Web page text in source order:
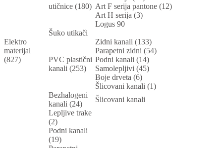
Elektro
materijal
(827)
utičnice (180) Art F serija pantone (12)
Art H serija (3)
Logus 90
Šuko utikači
PVC plastični
kanali (253)
Zidni kanali (133)
Parapetni zidni (54)
Podni kanali (14)
Samolepljivi (45)
Boje drveta (6)
Šlicovani kanali (1)
Bezhalogeni
kanali (24)
Šlicovani kanali
Lepljive trake
(2)
Podni kanali
(19)